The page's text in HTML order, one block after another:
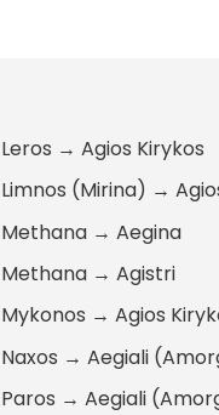
Leros → Agios Kirykos
Limnos (Mirina) →
Methana → Aegina
Methana → Agistri
Mykonos → Agios
Naxos → Aegiali
Paros → Aegiali